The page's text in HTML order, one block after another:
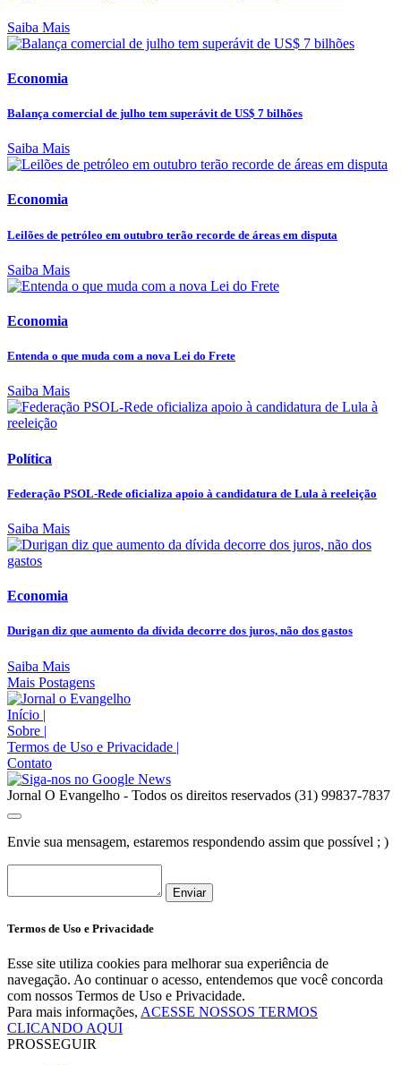
Saiba Mais
Economia
Balança comercial de julho tem superávit de US$ 7 bilhões
Saiba Mais
Economia
Leilões de petróleo em outubro terão recorde de áreas em disputa
Saiba Mais
Economia
Entenda o que muda com a nova Lei do Frete
Saiba Mais
Política
Federação PSOL-Rede oficializa apoio à candidatura de Lula à reeleição
Saiba Mais
Economia
Durigan diz que aumento da dívida decorre dos juros, não dos gastos
Saiba Mais
Mais Postagens
Início |
Sobre |
Termos de Uso e Privacidade |
Contato
Jornal O Evangelho - Todos os direitos reservados (31) 99837-7837
Envie sua mensagem, estaremos respondendo assim que possível ; )
Enviar
Termos de Uso e Privacidade
Esse site utiliza cookies para melhorar sua experiência de
navegação. Ao continuar o acesso, entendemos que você concorda
com nossos Termos de Uso e Privacidade.
Para mais informações, ACESSE NOSSOS TERMOS
CLICANDO AQUI
PROSSEGUIR